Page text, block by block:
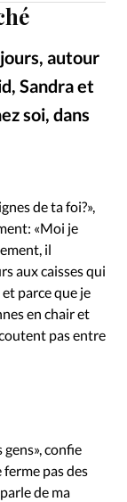
Culture
Monde
Aujourd'hui
autour
Sandra et
soi, dans
de ta foi?»,
«Moi je
il
aux caisses qui
parce que je
en chair et
pas entre
confie
pas des
de ma